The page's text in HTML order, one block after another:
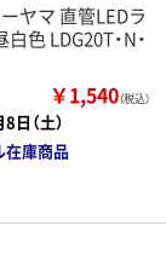
ヤマ 直管LEDラ
色 LDG20T・N・
￥1,540（税込）
日（土）
在庫商品